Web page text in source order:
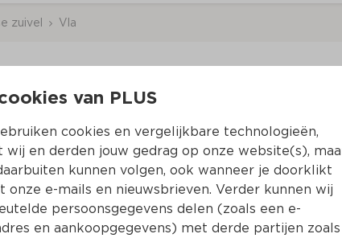
zuivel Vla
Campina
Per Pak 1000 ml (€2.49 )
2.49
van PLUS
cookies en vergelijkbare technologieën,
wij en derden jouw gedrag op onze website(s),
kunnen volgen, ook wanneer je doorklikt
onze e-mails en nieuwsbrieven. Verder kunnen wij
persoonsgegevens delen (zoals een e-
en aankoopgegevens) met derde partijen zoals